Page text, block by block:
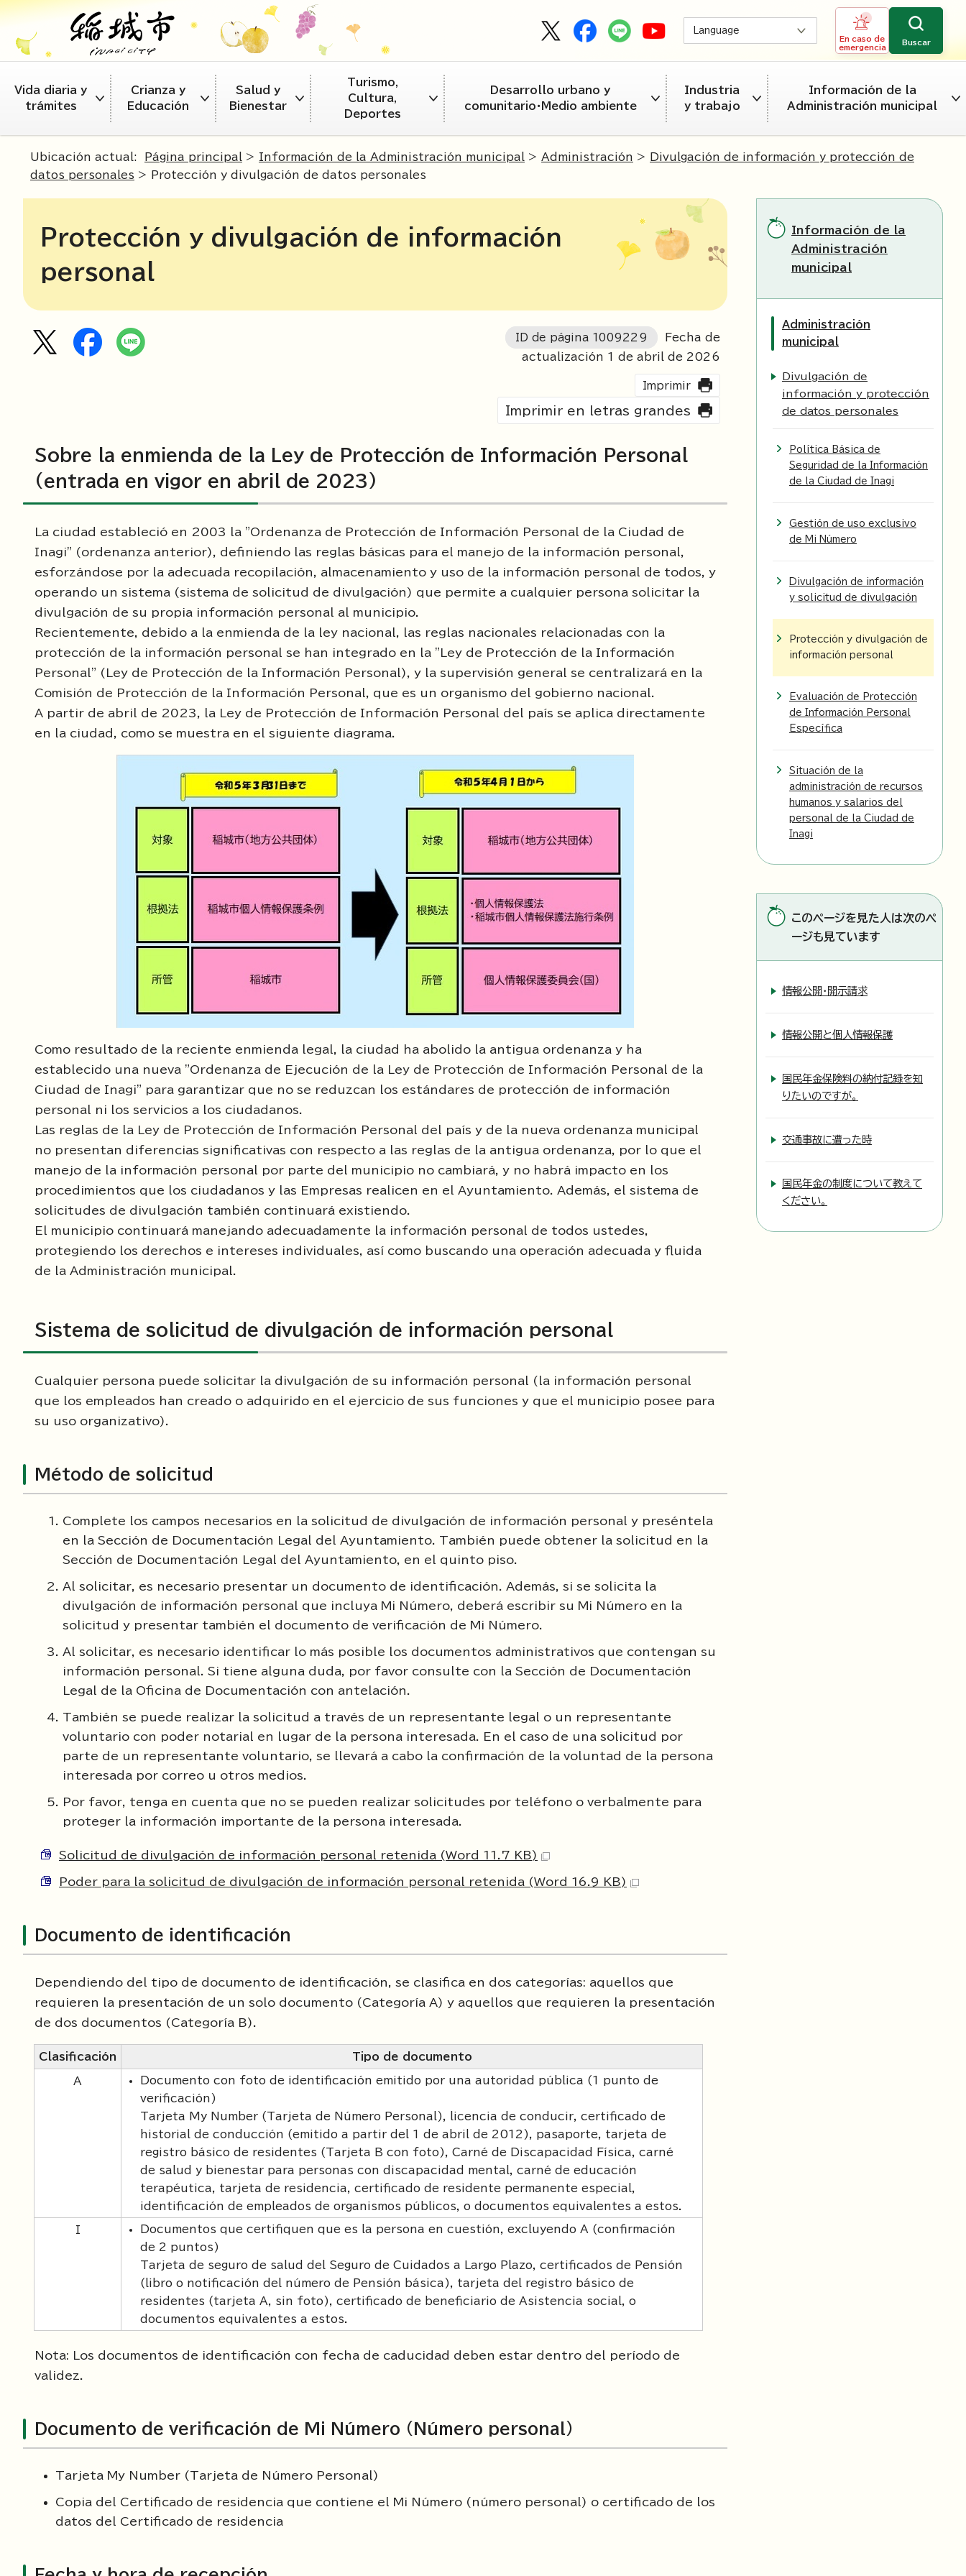
Language
En caso de
emergencia
Buscar
Vida diaria y
trámites
Crianza y
Educación
Salud y
Bienestar
Turismo,
Cultura,
Deportes
Desarrollo urbano y
comunitario・Medio ambiente
Industria
y trabajo
Información de la
Administración municipal
Ubicación actual: Página principal > Información de la Administración municipal > Administración >
Divulgación de información y protección de
datos personales > Protección y divulgación de datos personales
Protección y divulgación de información
personal
ID de página 1009229
Fecha de
actualización 1 de abril de 2026
Imprimir
Imprimir en letras grandes
Sobre la enmienda de la Ley de Protección de Información Personal
(entrada en vigor en abril de 2023)
La ciudad estableció en 2003 la "Ordenanza de Protección de Información Personal de la Ciudad de
Inagi" (ordenanza anterior), definiendo las reglas básicas para el manejo de la información personal,
esforzándose por la adecuada recopilación, almacenamiento y uso de la información personal de todos, y
operando un sistema (sistema de solicitud de divulgación) que permite a cualquier persona solicitar la
divulgación de su propia información personal al municipio.
Recientemente, debido a la enmienda de la ley nacional, las reglas nacionales relacionadas con la
protección de la información personal se han integrado en la "Ley de Protección de la Información
Personal" (Ley de Protección de la Información Personal), y la supervisión general se centralizará en la
Comisión de Protección de la Información Personal, que es un organismo del gobierno nacional.
A partir de abril de 2023, la Ley de Protección de Información Personal del país se aplica directamente
en la ciudad, como se muestra en el siguiente diagrama.
Como resultado de la reciente enmienda legal, la ciudad ha abolido la antigua ordenanza y ha
establecido una nueva "Ordenanza de Ejecución de la Ley de Protección de Información Personal de la
Ciudad de Inagi" para garantizar que no se reduzcan los estándares de protección de información
personal ni los servicios a los ciudadanos.
Las reglas de la Ley de Protección de Información Personal del país y de la nueva ordenanza municipal
no presentan diferencias significativas con respecto a las reglas de la antigua ordenanza, por lo que el
manejo de la información personal por parte del municipio no cambiará, y no habrá impacto en los
procedimientos que los ciudadanos y las Empresas realicen en el Ayuntamiento. Además, el sistema de
solicitudes de divulgación también continuará existiendo.
El municipio continuará manejando adecuadamente la información personal de todos ustedes,
protegiendo los derechos e intereses individuales, así como buscando una operación adecuada y fluida
de la Administración municipal.
Sistema de solicitud de divulgación de información personal
Cualquier persona puede solicitar la divulgación de su información personal (la información personal
que los empleados han creado o adquirido en el ejercicio de sus funciones y que el municipio posee para
su uso organizativo).
Método de solicitud
Complete los campos necesarios en la solicitud de divulgación de información personal y preséntela
en la Sección de Documentación Legal del Ayuntamiento. También puede obtener la solicitud en la
Sección de Documentación Legal del Ayuntamiento, en el quinto piso.
Al solicitar, es necesario presentar un documento de identificación. Además, si se solicita la
divulgación de información personal que incluya Mi Número, deberá escribir su Mi Número en la
solicitud y presentar también el documento de verificación de Mi Número.
Al solicitar, es necesario identificar lo más posible los documentos administrativos que contengan su
información personal. Si tiene alguna duda, por favor consulte con la Sección de Documentación
Legal de la Oficina de Documentación con antelación.
También se puede realizar la solicitud a través de un representante legal o un representante
voluntario con poder notarial en lugar de la persona interesada. En el caso de una solicitud por
parte de un representante voluntario, se llevará a cabo la confirmación de la voluntad de la persona
interesada por correo u otros medios.
Por favor, tenga en cuenta que no se pueden realizar solicitudes por teléfono o verbalmente para
proteger la información importante de la persona interesada.
Solicitud de divulgación de información personal retenida (Word 11.7 KB)
Poder para la solicitud de divulgación de información personal retenida (Word 16.9 KB)
Documento de identificación
Dependiendo del tipo de documento de identificación, se clasifica en dos categorías: aquellos que
requieren la presentación de un solo documento (Categoría A) y aquellos que requieren la presentación
de dos documentos (Categoría B).
Clasificación Tipo de documento
A
Documento con foto de identificación emitido por una autoridad pública (1 punto de
verificación)
Tarjeta My Number (Tarjeta de Número Personal), licencia de conducir, certificado de
historial de conducción (emitido a partir del 1 de abril de 2012), pasaporte, tarjeta de
registro básico de residentes (Tarjeta B con foto), Carné de Discapacidad Física, carné
de salud y bienestar para personas con discapacidad mental, carné de educación
terapéutica, tarjeta de residencia, certificado de residente permanente especial,
identificación de empleados de organismos públicos, o documentos equivalentes a estos.
I
Documentos que certifiquen que es la persona en cuestión, excluyendo A (confirmación
de 2 puntos)
Tarjeta de seguro de salud del Seguro de Cuidados a Largo Plazo, certificados de Pensión
(libro o notificación del número de Pensión básica), tarjeta del registro básico de
residentes (tarjeta A, sin foto), certificado de beneficiario de Asistencia social, o
documentos equivalentes a estos.
Nota: Los documentos de identificación con fecha de caducidad deben estar dentro del período de
validez.
Documento de verificación de Mi Número (Número personal)
Tarjeta My Number (Tarjeta de Número Personal)
Copia del Certificado de residencia que contiene el Mi Número (número personal) o certificado de los
datos del Certificado de residencia
Información de la
Administración
municipal
Administración
municipal
Divulgación de
información y protección
de datos personales
Política Básica de
Seguridad de la Información
de la Ciudad de Inagi
Gestión de uso exclusivo
de Mi Número
Divulgación de información
y solicitud de divulgación
Protección y divulgación de
información personal
Evaluación de Protección
de Información Personal
Específica
Situación de la
administración de recursos
humanos y salarios del
personal de la Ciudad de
Inagi
このページを見た人は次のペ
ージも見ています
情報公開・開示請求
情報公開と個人情報保護
国民年金保険料の納付記録を知
りたいのですが。
交通事故に遭った時
国民年金の制度について教えて
ください。